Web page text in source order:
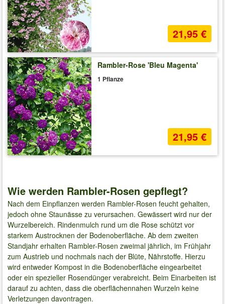
21,95 €
Rambler-Rose 'Bleu Magenta'
1 Pflanze
21,95 €
Wie werden Rambler-Rosen gepflegt?
Nach dem Einpflanzen werden Rambler-Rosen feucht gehalten,
jedoch ohne Staunässe zu verursachen. Gewässert wird nur der
Wurzelbereich. Rindenmulch rund um die Rose schützt vor
starkem Austrocknen der Bodenoberfläche. Ab dem zweiten
Standjahr erhalten Rambler-Rosen zweimal jährlich, im Frühjahr
zum Austrieb und nochmals nach der Blüte, Nährstoffe. Hierzu
wird entweder Kompost in die Bodenoberfläche eingearbeitet
oder ein spezieller Rosendünger verabreicht. Beim Einarbeiten ist
darauf zu achten, dass die oberflächennahen Wurzeln keine
Verletzungen davontragen.